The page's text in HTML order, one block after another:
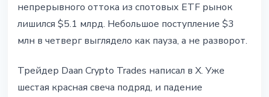
непрерывного оттока из спотовых ETF рынок
лишился $5.1 млрд. Небольшое поступление $3
млн в четверг выглядело как пауза, а не разворот.
Трейдер Daan Crypto Trades написал в X. Уже
шестая красная свеча подряд, и падение